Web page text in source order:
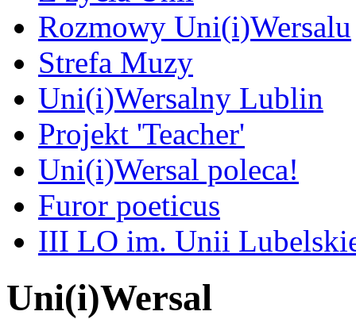
Rozmowy Uni(i)Wersalu
Strefa Muzy
Uni(i)Wersalny Lublin
Projekt 'Teacher'
Uni(i)Wersal poleca!
Furor poeticus
III LO im. Unii
Uni(i)Wersal